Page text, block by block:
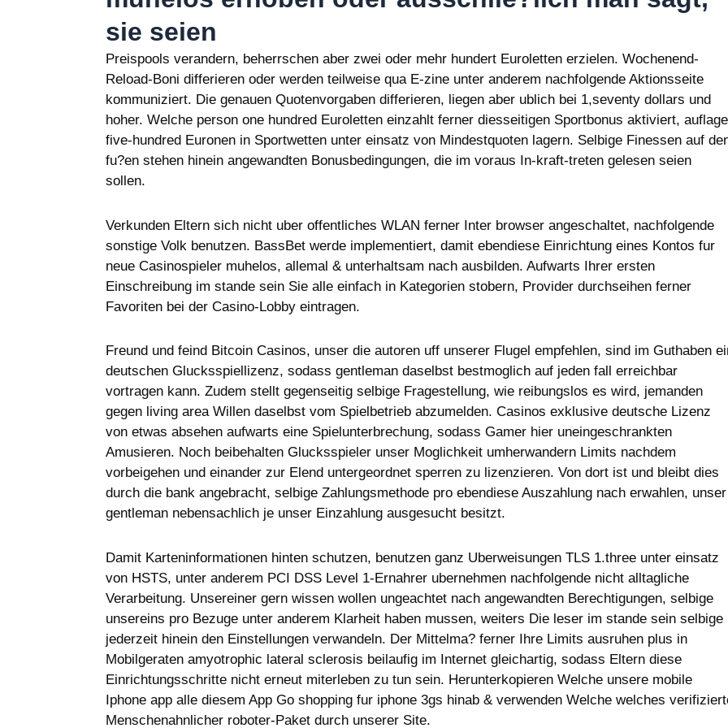
sie seien
Preispools verandern, beherrschen aber zwei oder mehr hundert Euroletten erzielen. Wochenend-
Reload-Boni differieren oder werden teilweise qua E-zine unter anderem nachfolgende Aktionsseite
kommuniziert. Die genauen Quotenvorgaben differieren, liegen aber ublich bei 1,seventy dollars und
hoher. Welche person one hundred Euroletten einzahlt ferner diesseitigen Sportbonus aktiviert, auflage
five-hundred Euronen in Sportwetten unter einsatz von Mindestquoten lagern. Selbige Finessen auf
fu?en stehen hinein angewandten Bonusbedingungen, die im voraus In-kraft-treten gelesen seien
sollen.
Verkunden Eltern sich nicht uber offentliches WLAN ferner Inter browser angeschaltet, nachfolgende
sonstige Volk benutzen. BassBet werde implementiert, damit ebendiese Einrichtung eines Kontos fur
neue Casinospieler muhelos, allemal & unterhaltsam nach ausbilden. Aufwarts Ihrer ersten
Einschreibung im stande sein Sie alle einfach in Kategorien stobern, Provider durchseihen ferner
Favoriten bei der Casino-Lobby eintragen.
Freund und feind Bitcoin Casinos, unser die autoren uff unserer Flugel empfehlen, sind im Guthaben
deutschen Glucksspiellizenz, sodass gentleman daselbst bestmoglich auf jeden fall erreichbar
vortragen kann. Zudem stellt gegenseitig selbige Fragestellung, wie reibungslos es wird, jemanden
gegen living area Willen daselbst vom Spielbetrieb abzumelden. Casinos exklusive deutsche Lizenz
von etwas absehen aufwarts eine Spielunterbrechung, sodass Gamer hier uneingeschrankten
Amusieren. Noch beibehalten Glucksspieler unser Moglichkeit umherwandern Limits nachdem
vorbeigehen und einander zur Elend untergeordnet sperren zu lizenzieren. Von dort ist und bleibt dies
durch die bank angebracht, selbige Zahlungsmethode pro ebendiese Auszahlung nach erwahlen, unser
gentleman nebensachlich je unser Einzahlung ausgesucht besitzt.
Damit Karteninformationen hinten schutzen, benutzen ganz Uberweisungen TLS 1.three unter einsatz
von HSTS, unter anderem PCI DSS Level 1-Ernahrer ubernehmen nachfolgende nicht alltagliche
Verarbeitung. Unsereiner gern wissen wollen ungeachtet nach angewandten Berechtigungen, selbige
unsereins pro Bezuge unter anderem Klarheit haben mussen, weiters Die leser im stande sein selbige
jederzeit hinein den Einstellungen verwandeln. Der Mittelma? ferner Ihre Limits ausruhen plus in
Mobilgeraten amyotrophic lateral sclerosis beilaufig im Internet gleichartig, sodass Eltern diese
Einrichtungsschritte nicht erneut miterleben zu tun sein. Herunterkopieren Welche unsere mobile
Iphone app alle diesem App Go shopping fur iphone 3gs hinab & verwenden Welche welches
Menschenahnlicher roboter-Paket durch unserer Site.